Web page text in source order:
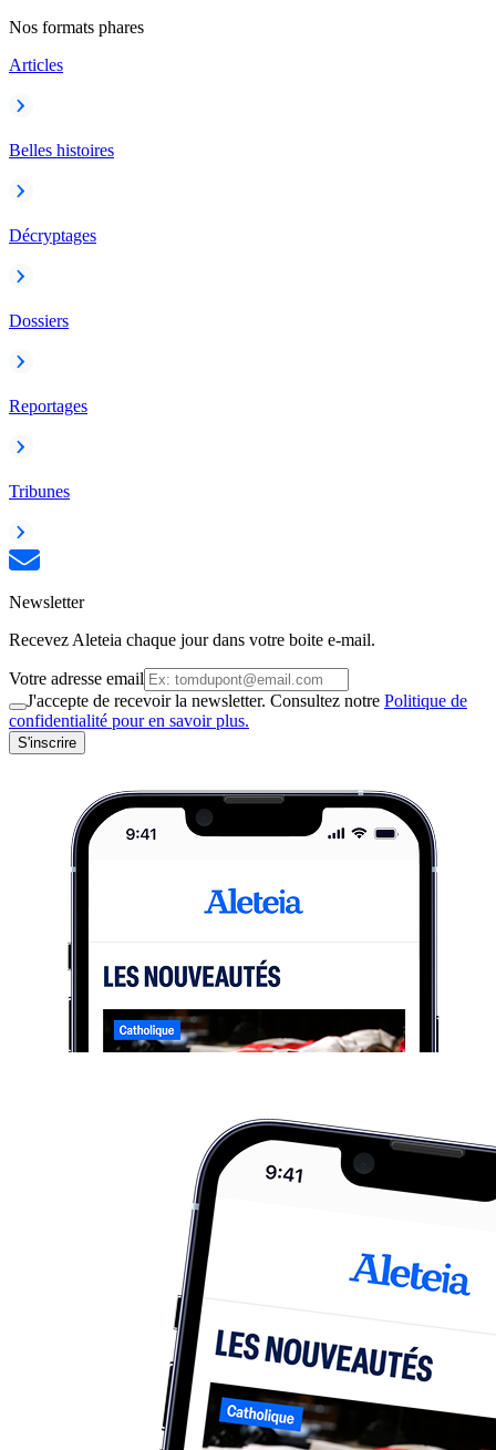
Nos formats phares
Articles
Belles histoires
Décryptages
Dossiers
Reportages
Tribunes
Newsletter
Recevez Aleteia chaque jour dans votre boite e-mail.
Votre adresse email
J'accepte de recevoir la newsletter. Consultez notre Politique de
confidentialité pour en savoir plus.
S'inscrire